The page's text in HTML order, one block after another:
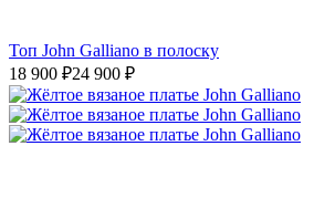
Топ John Galliano в полоску
18 900 ₽24 900 ₽